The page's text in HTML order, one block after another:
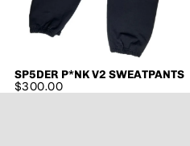
SP5DER P*NK V2 SWEATPANTS
$300.00